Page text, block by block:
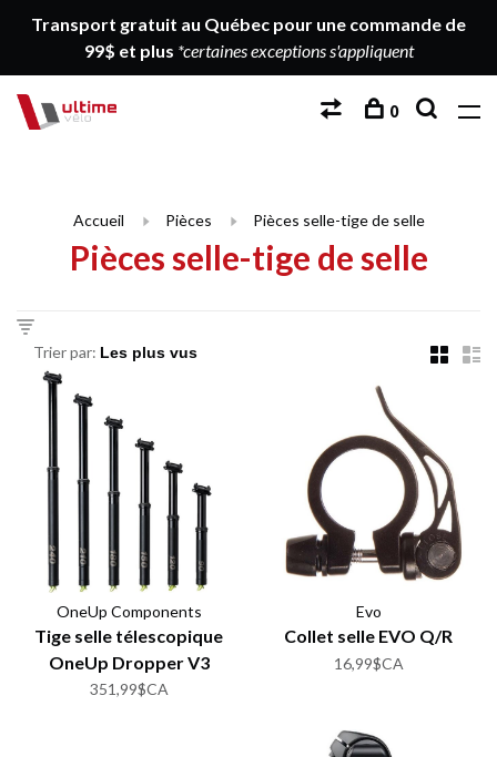
Transport gratuit au Québec pour une commande de
99$ et plus *certaines exceptions s'appliquent
0
Accueil Pièces Pièces selle-tige de selle
Pièces selle-tige de selle
Trier par:
OneUp Components
Tige selle télescopique
OneUp Dropper V3
351,99$CA
Evo
Collet selle EVO Q/R
16,99$CA